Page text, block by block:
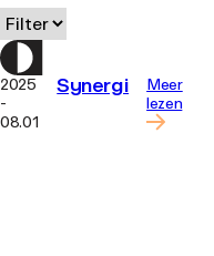
2025
-
08.01
Synergi Meer
lezen